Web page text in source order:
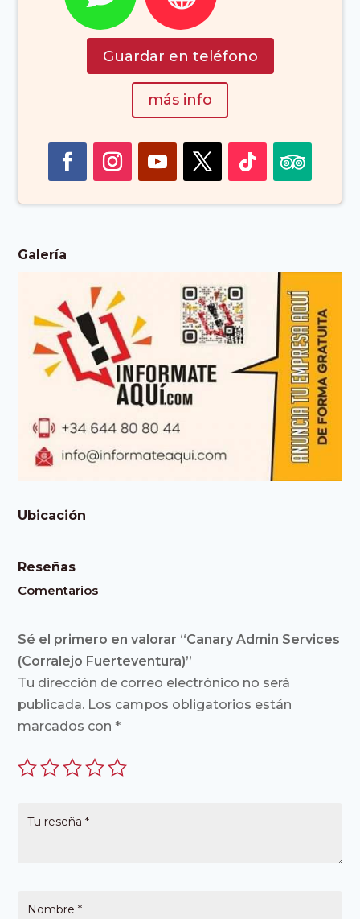
Guardar en teléfono
más info
Galería
Ubicación
Reseñas
Comentarios
Sé el primero en valorar “Canary Admin Services
(Corralejo Fuerteventura)”
Tu dirección de correo electrónico no será
publicada. Los campos obligatorios están
marcados con*